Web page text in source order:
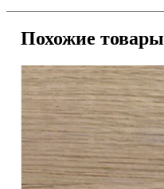
Похожие товары